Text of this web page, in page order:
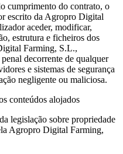
cumprimento do contrato, o
escrito da Agropro Digital
aceder, modificar,
estrutura e ficheiros dos
Farming, S.L.,
decorrente de qualquer
e sistemas de segurança
negligente ou maliciosa.
conteúdos alojados
legislação sobre propriedade
Agropro Digital Farming,